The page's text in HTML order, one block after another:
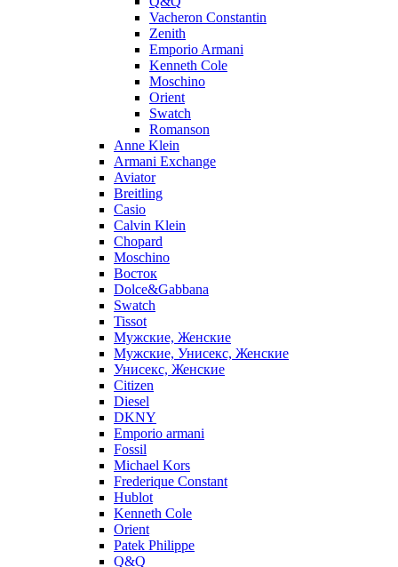
Vacheron Constantin
Zenith
Emporio Armani
Kenneth Cole
Moschino
Orient
Swatch
Romanson
Anne Klein
Armani Exchange
Aviator
Breitling
Casio
Calvin Klein
Chopard
Moschino
Восток
Dolce&Gabbana
Swatch
Tissot
Мужские, Женские
Мужские, Унисекс, Женские
Унисекс, Женские
Citizen
Diesel
DKNY
Emporio armani
Fossil
Michael Kors
Frederique Constant
Hublot
Kenneth Cole
Orient
Patek Philippe
Q&Q